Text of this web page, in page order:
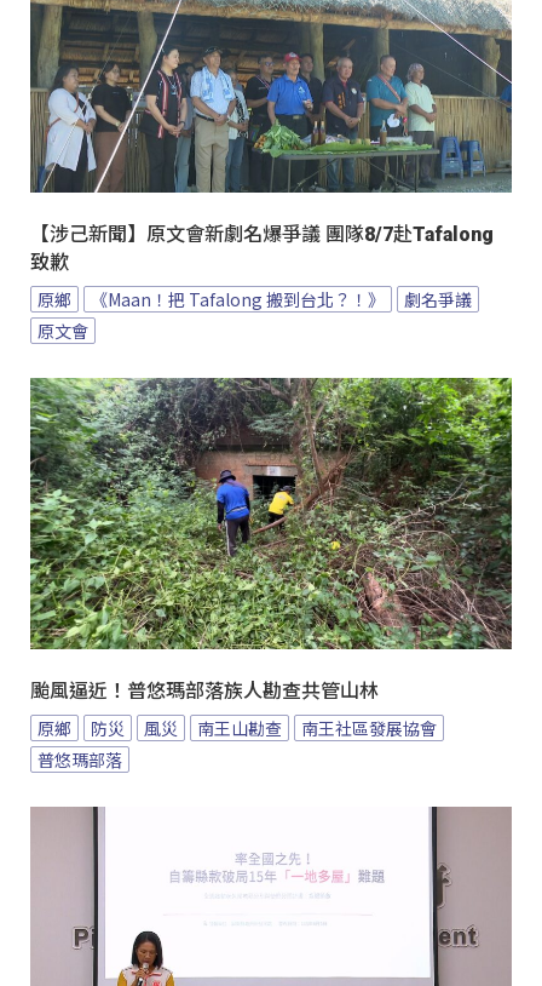
【涉己新聞】原文會新劇名爆爭議 團隊8/7赴Tafalong
致歉
原鄉 《Maan！把 Tafalong 搬到台北？！》
劇名爭議
原文會
颱風逼近！普悠瑪部落族人勘查共管山林
原鄉 防災 風災 南王山勘查
南王社區發展協會
普悠瑪部落